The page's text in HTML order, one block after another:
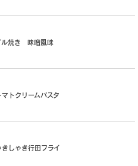
ル焼き 味噌風味
トクリームパスタ
しゃき行田フライ